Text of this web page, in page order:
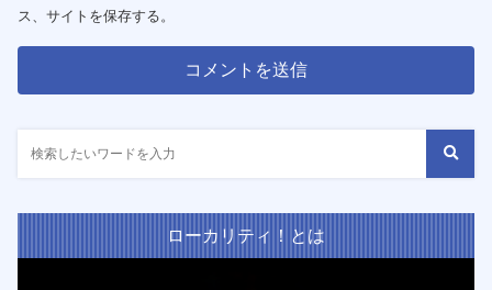
ス、サイトを保存する。
ローカリティ！とは